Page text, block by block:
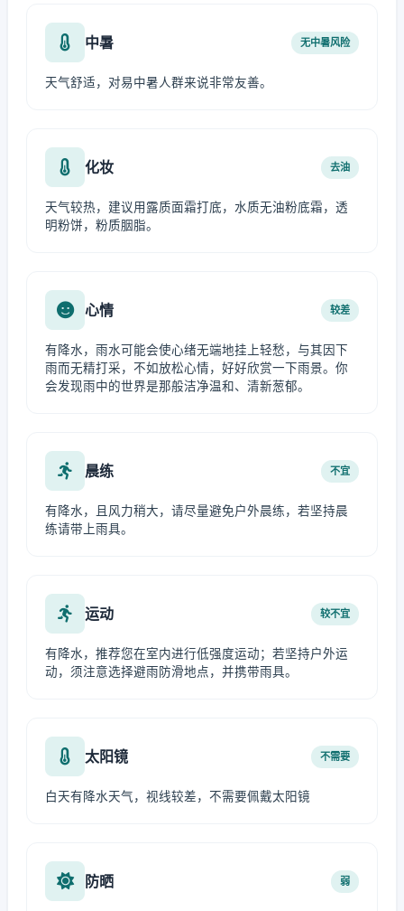
中暑 无中暑风险
天气舒适，对易中暑人群来说非常友善。
化妆 去油
天气较热，建议用露质面霜打底，水质无油粉底霜，透
明粉饼，粉质胭脂。
心情 较差
有降水，雨水可能会使心绪无端地挂上轻愁，与其因下
雨而无精打采，不如放松心情，好好欣赏一下雨景。你
会发现雨中的世界是那般洁净温和、清新葱郁。
晨练 不宜
有降水，且风力稍大，请尽量避免户外晨练，若坚持晨
练请带上雨具。
运动 较不宜
有降水，推荐您在室内进行低强度运动；若坚持户外运
动，须注意选择避雨防滑地点，并携带雨具。
太阳镜 不需要
白天有降水天气，视线较差，不需要佩戴太阳镜
防晒 弱